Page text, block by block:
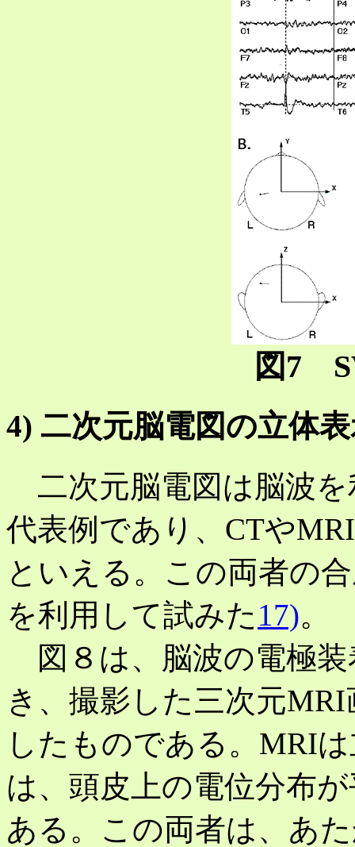
図7
4) 二次元脳電図の立体
二次元脳電図は脳波を
代表例であり、CTや
といえる。この両者の
を利用して試みた 17)。
図８は、脳波の電極装
き、撮影した三次元
したものである。MRI
は、頭皮上の電位分布
ある。この両者は、あ